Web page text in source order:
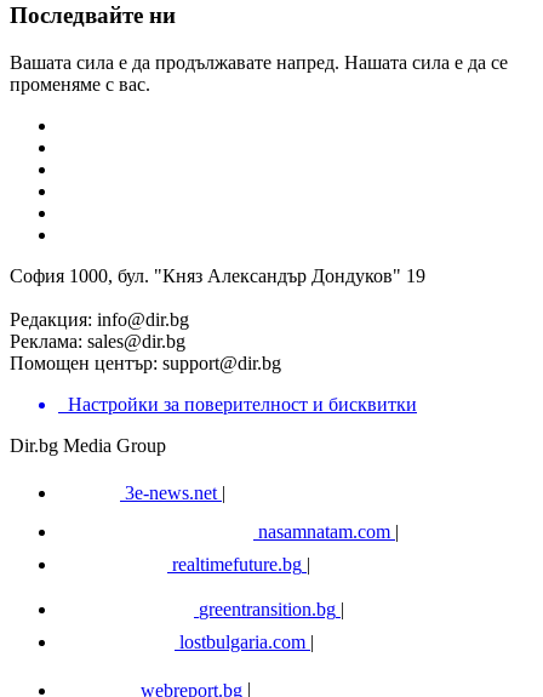
Последвайте ни
Вашата сила е да продължавате напред. Нашата сила е да се
променяме с вас.
София 1000, бул. "Княз Александър Дондуков" 19
Редакция: info@dir.bg
Реклама: sales@dir.bg
Помощен център: support@dir.bg
Настройки за поверителност и бисквитки
Dir.bg Media Group
3e-news.net |
nasamnatam.com |
realtimefuture.bg |
greentransition.bg |
lostbulgaria.com |
webreport.bg